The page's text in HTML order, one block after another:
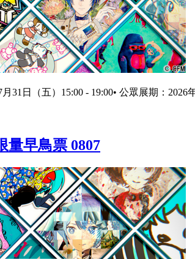
31日（五）15:00 - 19:00• 公眾展期：
早鳥票 0807